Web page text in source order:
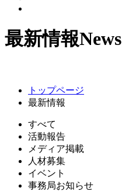
最新情報News
トップページ
最新情報
すべて
活動報告
メディア掲載
人材募集
イベント
事務局お知らせ